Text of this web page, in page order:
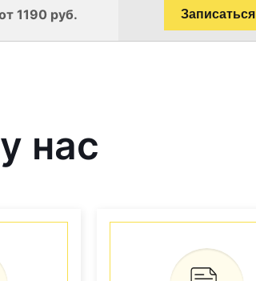
1190 руб. Записаться
нас